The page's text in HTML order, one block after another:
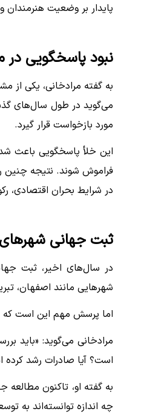
پایدار بر وضعیت
نبود پاسخگویی
به گفته مرادخانی، یکی از
می‌گوید در طول سال‌های
مورد بازخواست قرار گیرد.
این خلأ پاسخگویی باعث
فراموش شوند. نتیجه
در شرایط بحران اقتصادی،
ثبت جهانی شهرهای
در سال‌های اخیر، ثبت
شهرهایی مانند اصفهان،
اما پرسش مهم این است که
مرادخانی می‌گوید: «باید
است؟ آیا صادرات رشد
به گفته او، تاکنون
چه اندازه توانسته‌اند به